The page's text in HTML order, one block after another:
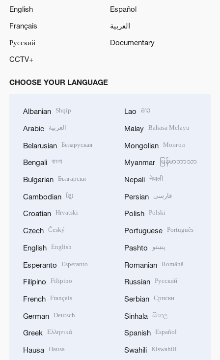
English
Español
Français
العربية
Русский
Documentary
CCTV+
CHOOSE YOUR LANGUAGE
Albanian Shqip
Arabic العربية
Belarusian Беларуская
Bengali বাংলা
Bulgarian Български
Cambodian ខ្មែរ
Croatian Hrvatski
Czech Český
English English
Esperanto Esperanto
Filipino Filipino
French Français
German Deutsch
Greek Ελληνικά
Hausa Hausa
Lao ລາວ
Malay Bahasa Melayu
Mongolian Монгол
Myanmar မြန်မာဘာသာ
Nepali नेपाली
Persian فارسی
Polish Polski
Portuguese Português
Pashto پښتو
Romanian Română
Russian Русский
Serbian Српски
Sinhala සිංහල
Spanish Español
Swahili Kiswahili